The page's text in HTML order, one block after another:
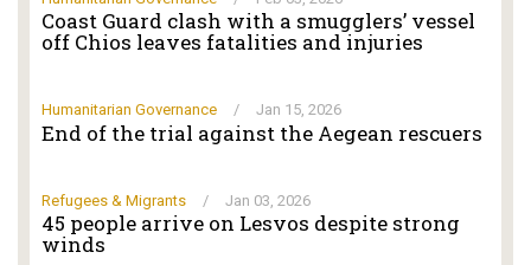
Coast Guard clash with a smugglers’ vessel
off Chios leaves fatalities and injuries
Humanitarian Governance / Jan 15, 2026
End of the trial against the Aegean rescuers
Refugees & Migrants / Jan 03, 2026
45 people arrive on Lesvos despite strong
winds